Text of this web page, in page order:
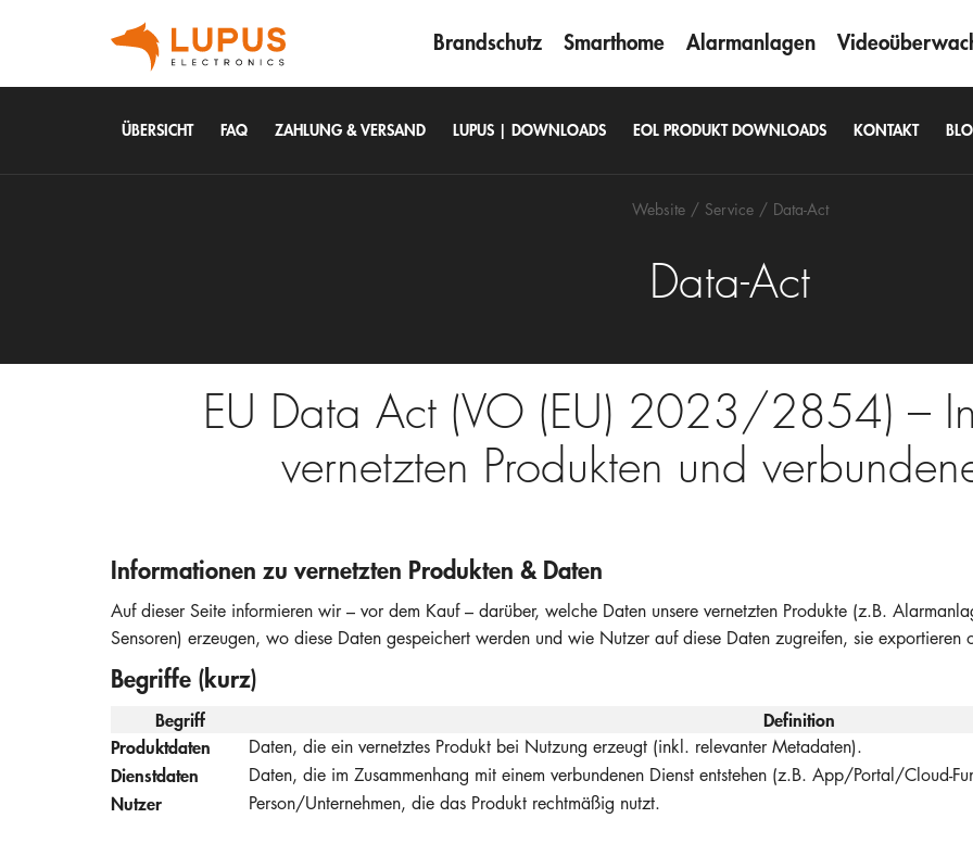
Brandschutz Smarthome Alarmanlagen
Website Service Data-Act
Data-Act
ÜBERSICHT FAQ ZAHLUNG & VERSAND LUPUS | DOWNLOADS EOL PRODUKT DOWNLOADS KONTAKT
EU Data Act (VO (EU) 2023/2854) –
vernetzten Produkten und
Informationen zu vernetzten Produkten & Daten
Auf dieser Seite informieren wir – vor dem Kauf – darüber, welche Daten unsere vernetzten Produkte (z.B.
Sensoren) erzeugen, wo diese Daten gespeichert werden und wie Nutzer auf diese Daten zugreifen, sie exportieren
Begriffe (kurz)
Begriff
Definition
Produktdaten
Daten, die ein vernetztes Produkt bei Nutzung erzeugt (inkl. relevanter Metadaten).
Dienstdaten
Daten, die im Zusammenhang mit einem verbundenen Dienst entstehen (z.B. App/Portal/Cloud-
Nutzer
Person/Unternehmen, die das Produkt rechtmäßig nutzt.